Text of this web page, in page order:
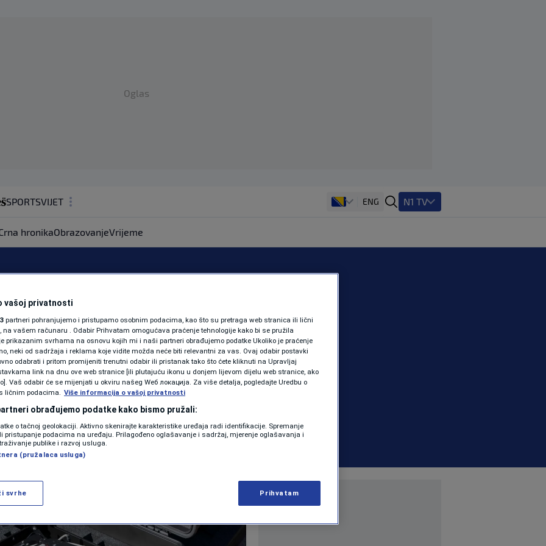
Oglas
SPORTSVIJET
ZDRAVLJE
SHOWBIZ
PODCAST
N1 SPECIJAL
FENOMENI
NEISTRAŽENO
VIRALNO
VIDEO
ENG N1 TV
hronikaObrazovanjeVrijeme
već koristio
to na migrantima
REGIJA | 0 komentara
Više
vašoj privatnosti
partneri pohranjujemo i pristupamo osobnim podacima, kao što su pretraga web stranica ili lični
na vašem računaru . Odabir Prihvatam omogućava praćenje tehnologije kako bi se pružila
prikazanim svrhama na osnovu kojih mi i naši partneri obrađujemo podatke Ukoliko je praćenje
neki od sadržaja i reklama koje vidite možda neće biti relevantni za vas. Ovaj odabir postavki
odabrati i pritom promijeniti trenutni odabir ili pristanak tako što ćete kliknuti na Upravljaj
link na dnu ove web stranice [ili plutajuću ikonu u donjem lijevom dijelu web stranice, ako
Vaš odabir će se mijenjati u okviru našeg Wеб локација. Za više detalja, pogledajte Uredbu o
ličnim podacima. Više informacija o vašoj privatnosti
obrađujemo podatke kako bismo pružali:
o tačnoj geolokaciji. Aktivno skenirajte karakteristike uređaja radi identifikacije. Spremanje
pristupanje podacima na uređaju. Prilagođeno oglašavanje i sadržaj, mjerenje oglašavanja i
publike i razvoj usluga.
(pružalaca usluga)
svrhe Prihvatam